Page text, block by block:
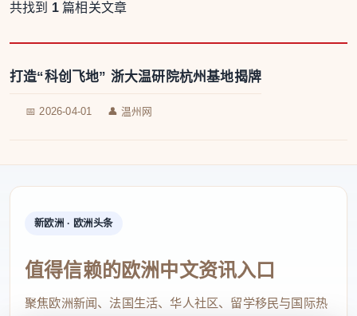
共找到 1 篇相关文章
打造“科创飞地” 浙大温研院杭州基地揭牌
📅 2026-04-01 👤 温州网
新欧洲 · 欧洲头条
值得信赖的欧洲中文资讯入口
聚焦欧洲新闻、法国生活、华人社区、留学移民与国际热